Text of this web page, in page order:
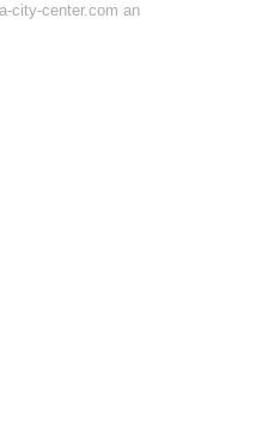
city-center.com an